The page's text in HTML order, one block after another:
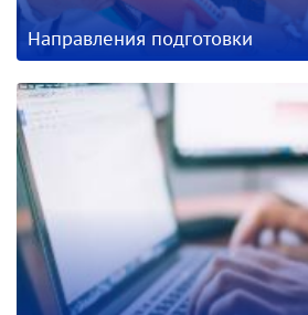
Направления подготовки